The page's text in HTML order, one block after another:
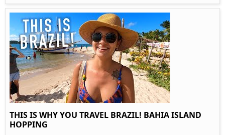
THIS IS WHY YOU TRAVEL BRAZIL! BAHIA ISLAND
HOPPING